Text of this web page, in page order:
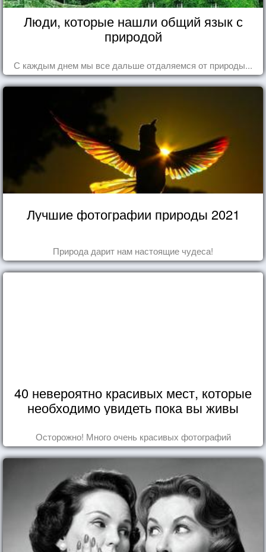
Люди, которые нашли общий язык с
природой
С каждым днем мы все дальше отдаляемся от природы...
Лучшие фотографии природы 2021
Природа дарит нам настоящие чудеса!
40 невероятно красивых мест, которые
необходимо увидеть пока вы живы
Осторожно! Много очень красивых фотографий